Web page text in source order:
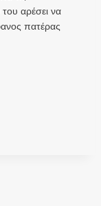
του αρέσει να
πατέρας